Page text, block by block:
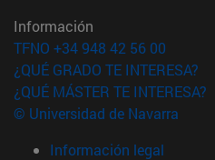
Información
TFNO +34 948 42 56 00
¿QUÉ GRADO TE INTERESA?
¿QUÉ MÁSTER TE INTERESA?
© Universidad de Navarra
Información legal